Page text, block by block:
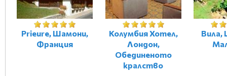
Prieure, Шамони,
Франция
Колумбия Хотел,
Лондон,
Обединеното
кралство
Вила,